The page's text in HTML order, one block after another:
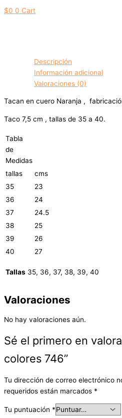
$0 0 Cart
Descripción
Información adicional
Valoraciones (0)
Tacan en cuero Naranja ,
Taco 7,5 cm , tallas de 35 a 40.
Tabla
de
Medidas
tallas
cms
35
23
36
24
37
24.5
38
25
39
26
40
27
Tallas 35, 36, 37, 38, 39, 40
Valoraciones
No hay valoraciones aún.
Sé el primero en
colores 746”
Tu dirección de correo electrónico
requeridos están marcados *
Tu puntuación *